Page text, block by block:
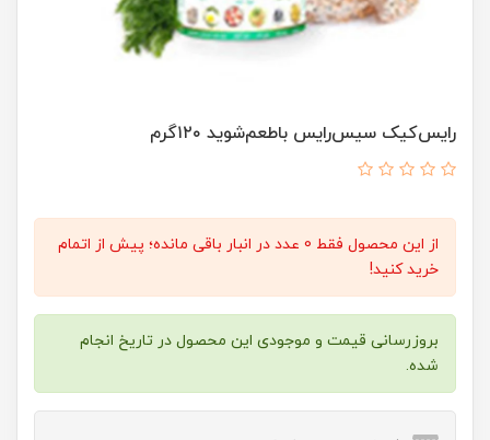
رایس‌کیک سیس‌رایس باطعم‌شوید ۱۲۰گرم
از این محصول فقط 0 عدد در انبار باقی مانده؛ پیش از اتمام
خرید کنید!
بروزرسانی قیمت و موجودی این محصول در تاریخ انجام
شده.